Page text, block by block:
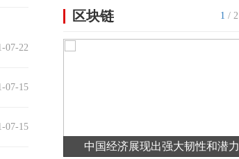
07-22
07-15
07-15
区块链
中国经济展现出强大韧性和潜力
1 / 2